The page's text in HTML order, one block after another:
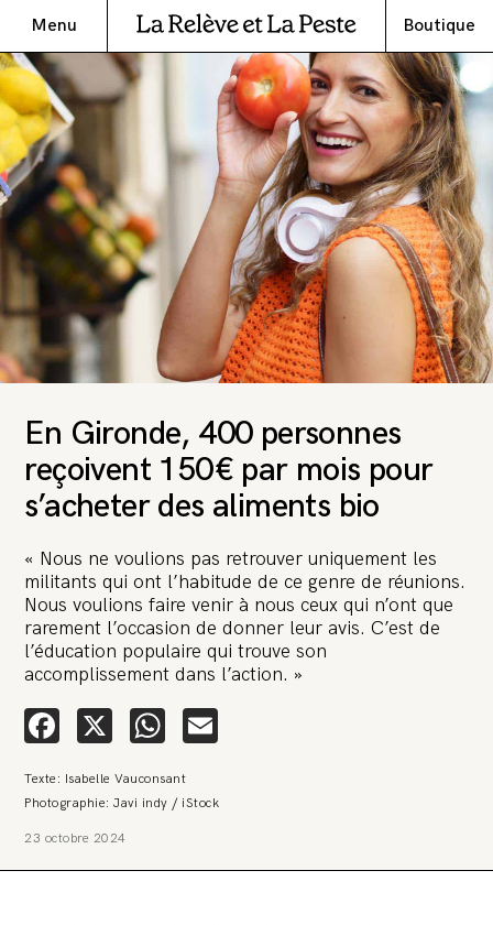
Menu Boutique
En Gironde, 400 personnes
reçoivent 150€ par mois pour
s’acheter des aliments bio
« Nous ne voulions pas retrouver uniquement les
militants qui ont l’habitude de ce genre de réunions.
Nous voulions faire venir à nous ceux qui n’ont que
rarement l’occasion de donner leur avis. C’est de
l’éducation populaire qui trouve son
accomplissement dans l’action. »
Facebook
X WhatsApp
Texte: Isabelle Vauconsant
Photographie: Javi indy / iStock
23 octobre 2024
🚨 L’heure est grave. Une
multinationale tente d’anéantir La
Relève et La Peste 🤯
attaque en justice. Vous savez comment cela s’appelle ?
Une procédure bâillon. Notre tort ? Avoir voulu protéger
veut nous faire taire. Cette procédure bâillon vise à nous affaiblir et,
aujourd’hui une grande campagne de soutien avec un premier